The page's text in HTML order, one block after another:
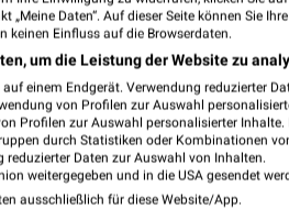
„Meine Daten“. Auf dieser Seite können Sie
keinen Einfluss auf die Browserdaten.
um die Leistung der Website zu
einem Endgerät. Verwendung reduzierter
von Profilen zur Auswahl
Profilen zur Auswahl personalisierter
durch Statistiken oder Kombinationen
reduzierter Daten zur Auswahl von Inhalten.
weitergegeben und in die USA gesendet
ausschließlich für diese Website/App.